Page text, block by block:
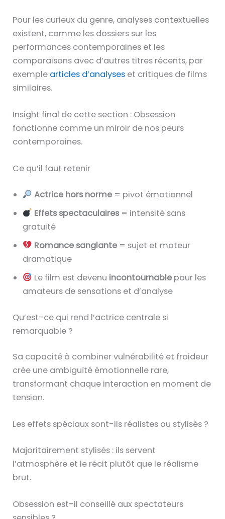
Pour les curieux du genre, analyses contextuelles
existent, comme les dossiers sur les
performances contemporaines et les
comparaisons avec d’autres titres récents, par
exemple articles d’analyses et critiques de films
similaires.
Insight final de cette section : Obsession
fonctionne comme un miroir de nos peurs
contemporaines.
Ce qu’il faut retenir
Actrice hors norme= pivot émotionnel
Effets spectaculaires= intensité sans
gratuité
Romance sanglante= sujet et moteur
dramatique
Le film est devenu incontournablepour les
amateurs de sensations et d’analyse
Qu’est-ce qui rend l’actrice centrale si
remarquable ?
Sa capacité à combiner vulnérabilité et froideur
crée une ambiguïté émotionnelle rare,
transformant chaque interaction en moment de
tension.
Les effets spéciaux sont-ils réalistes ou stylisés ?
Majoritairement stylisés : ils servent
l’atmosphère et le récit plutôt que le réalisme
brut.
Obsession est-il conseillé aux spectateurs